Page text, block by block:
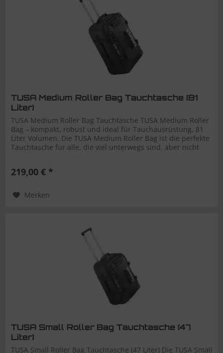
TUSA Medium Roller Bag Tauchtasche (81
Liter)
TUSA Medium Roller Bag Tauchtasche TUSA Medium Roller
Bag – kompakt, robust und ideal für Tauchausrüstung, 81
Liter Volumen. Die TUSA Medium Roller Bag ist die perfekte
Tauchtasche für alle, die viel unterwegs sind, aber nicht
219,00 € *
Merken
TUSA Small Roller Bag Tauchtasche (47
Liter)
TUSA Small Roller Bag Tauchtasche (47 Liter) Die TUSA Small